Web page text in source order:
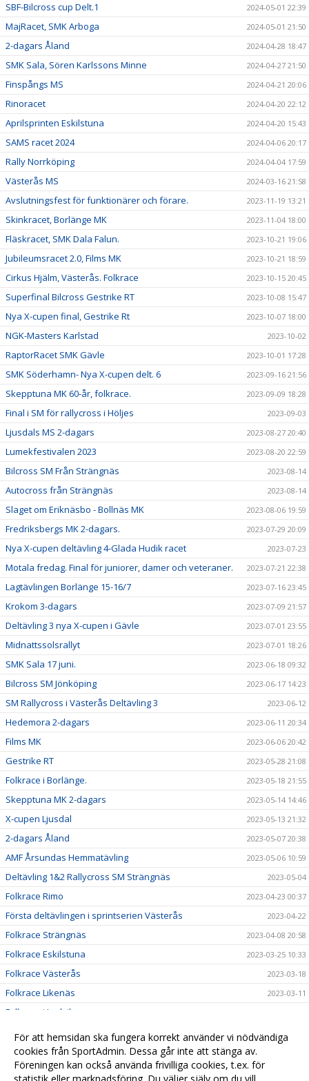
SBF-Bilcross cup Delt.1 2024-05-01 22:39
MajRacet, SMK Arboga 2024-05-01 21:50
2-dagars Åland 2024-04-28 18:47
SMK Sala, Sören Karlssons Minne 2024-04-27 21:50
Finspångs MS 2024-04-21 20:06
Rinoracet 2024-04-20 22:12
Aprilsprinten Eskilstuna 2024-04-20 15:43
SAMS racet 2024 2024-04-06 20:17
Rally Norrköping 2024-04-04 17:59
Västerås MS 2024-03-16 21:58
Avslutningsfest för funktionärer och förare. 2023-11-19 13:21
Skinkracet, Borlänge MK 2023-11-04 18:00
Fläskracet, SMK Dala Falun. 2023-10-21 19:06
Jubileumsracet 2.0, Films MK 2023-10-21 18:59
Cirkus Hjälm, Västerås. Folkrace 2023-10-15 20:45
Superfinal Bilcross Gestrike RT 2023-10-08 15:47
Nya X-cupen final, Gestrike Rt 2023-10-07 18:00
NGK-Masters Karlstad 2023-10-02
RaptorRacet SMK Gävle 2023-10-01 17:28
SMK Söderhamn- Nya X-cupen delt. 6 2023-09-16 21:56
Skepptuna MK 60-år, folkrace. 2023-09-09 18:28
Final i SM för rallycross i Höljes 2023-09-03
Ljusdals MS 2-dagars 2023-08-27 20:40
Lumekfestivalen 2023 2023-08-20 22:59
Bilcross SM Från Strängnäs 2023-08-14
Autocross från Strängnäs 2023-08-14
Slaget om Eriknäsbo - Bollnäs MK 2023-08-06 19:59
Fredriksbergs MK 2-dagars. 2023-07-29 20:09
Nya X-cupen deltävling 4-Glada Hudik racet 2023-07-23
Motala fredag. Final för juniorer, damer och veteraner. 2023-07-21 22:38
Lagtävlingen Borlänge 15-16/7 2023-07-16 23:45
Krokom 3-dagars 2023-07-09 21:57
Deltävling 3 nya X-cupen i Gävle 2023-07-01 23:55
Midnattssolsrallyt 2023-07-01 18:26
SMK Sala 17 juni. 2023-06-18 09:32
Bilcross SM Jönköping 2023-06-17 14:23
SM Rallycross i Västerås Deltävling 3 2023-06-12
Hedemora 2-dagars 2023-06-11 20:34
Films MK 2023-06-06 20:42
Gestrike RT 2023-05-28 21:08
Folkrace i Borlänge. 2023-05-18 21:55
Skepptuna MK 2-dagars 2023-05-14 14:46
X-cupen Ljusdal 2023-05-13 21:32
2-dagars Åland 2023-05-07 20:38
AMF Årsundas Hemmatävling 2023-05-06 10:59
Deltävling 1&2 Rallycross SM Strängnäs 2023-05-04
Folkrace Rimo 2023-04-23 00:37
Första deltävlingen i sprintserien Västerås 2023-04-22
Folkrace Strängnäs 2023-04-08 20:58
Folkrace Eskilstuna 2023-03-25 10:33
Folkrace Västerås 2023-03-18
Folkrace Likenäs 2023-03-11
Folkrace i Ludvika
Till alla våra medlemmar 2023-01-05 16:19
Resultat Lumekfestivalen 2022 2022-11-25 18:45
A Final Seniorer Vimmerby 2022-11-25 18:41
För att hemsidan ska fungera korrekt använder vi nödvändiga
cookies från SportAdmin. Dessa går inte att stänga av.
Föreningen kan också använda frivilliga cookies, t.ex. för